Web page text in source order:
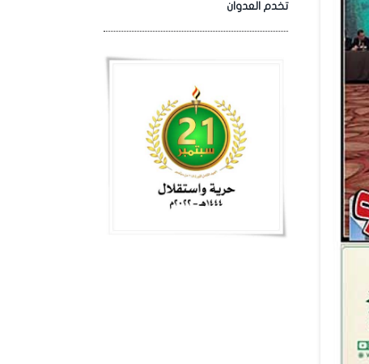
تخدم العدوان